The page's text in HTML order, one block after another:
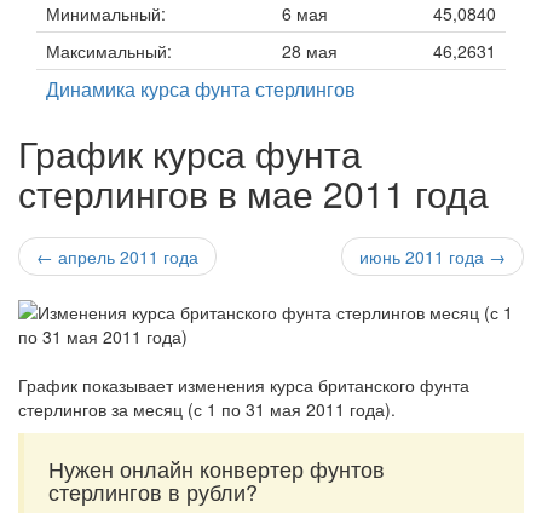
Минимальный:
6 мая
45,0840
Максимальный:
28 мая 46,2631
Динамика курса фунта стерлингов
График курса фунта
стерлингов в мае 2011 года
← апрель 2011 года июнь 2011 года →
График показывает изменения курса британского фунта
стерлингов за месяц (с 1 по 31 мая 2011 года).
Нужен онлайн конвертер фунтов
стерлингов в рубли?